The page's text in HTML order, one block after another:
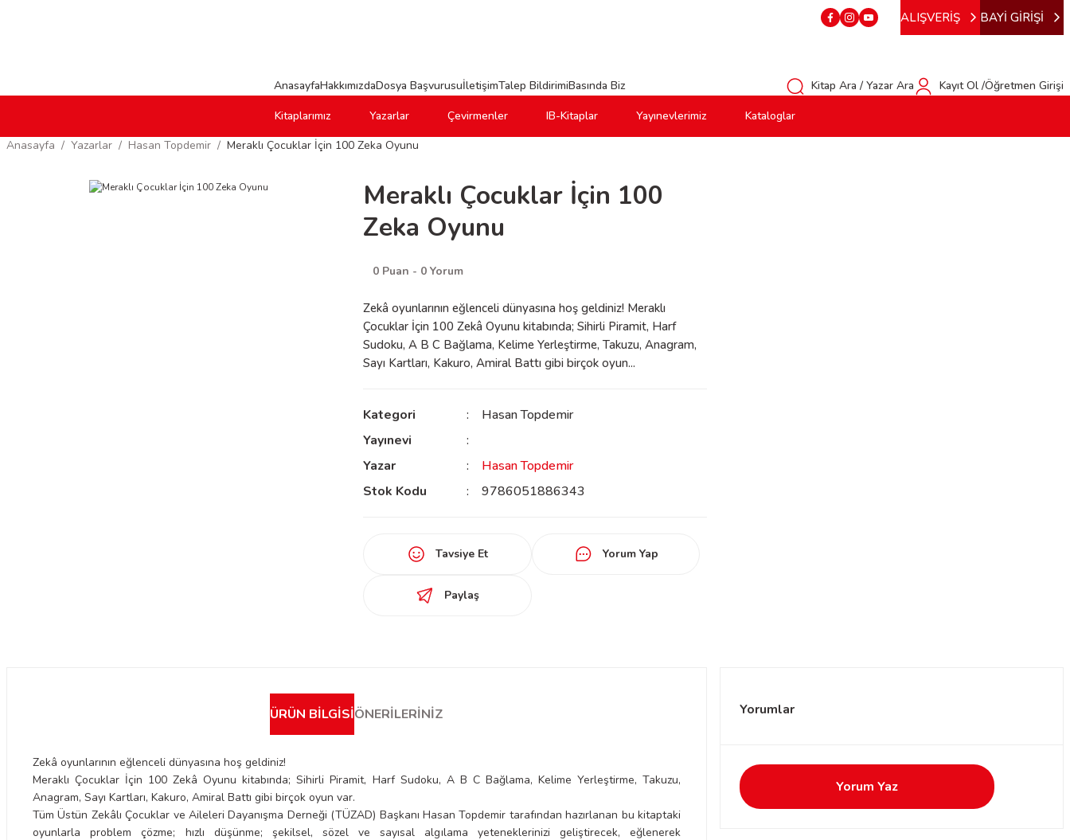
ALIŞVERİŞ BAYİ GİRİŞİ
AnasayfaHakkımızdaDosya BaşvurusuİletişimTalep BildirimiBasında Biz Kitap Ara / Yazar Ara
Kayıt Ol /Öğretmen Girişi
Kitaplarımız
Yazarlar Çevirmenler IB-Kitaplar Yayınevlerimiz
Kataloglar
Anasayfa
Yazarlar Hasan Topdemir Meraklı Çocuklar İçin 100 Zeka Oyunu
Meraklı Çocuklar İçin 100
Zeka Oyunu
0 Puan - 0 Yorum
Zekâ oyunlarının eğlenceli dünyasına hoş geldiniz! Meraklı
Çocuklar İçin 100 Zekâ Oyunu kitabında; Sihirli Piramit, Harf
Sudoku, A B C Bağlama, Kelime Yerleştirme, Takuzu, Anagram,
Sayı Kartları, Kakuro, Amiral Battı gibi birçok oyun...
Kategori
Hasan Topdemir
Yayınevi
Yazar
Hasan Topdemir
Stok Kodu
9786051886343
Tavsiye Et Yorum Yap
Paylaş
ÜRÜN BILGISIÖNERILERINIZ
Zekâ oyunlarının eğlenceli dünyasına hoş geldiniz!
Meraklı Çocuklar İçin 100 Zekâ Oyunu kitabında; Sihirli Piramit, Harf Sudoku, A B C Bağlama, Kelime Yerleştirme, Takuzu,
Anagram, Sayı Kartları, Kakuro, Amiral Battı gibi birçok oyun var.
Tüm Üstün Zekâlı Çocuklar ve Aileleri Dayanışma Derneği (TÜZAD) Başkanı Hasan Topdemir tarafından hazırlanan bu kitaptaki
oyunlarla problem çözme; hızlı düşünme; şekilsel, sözel ve sayısal algılama yeteneklerinizi geliştirecek, eğlenerek
Yorumlar
Yorum Yaz